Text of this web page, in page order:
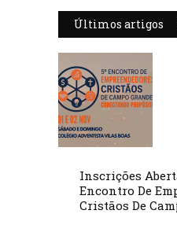
Últimos artigos
Inscrições
Encontro De
Cristãos De